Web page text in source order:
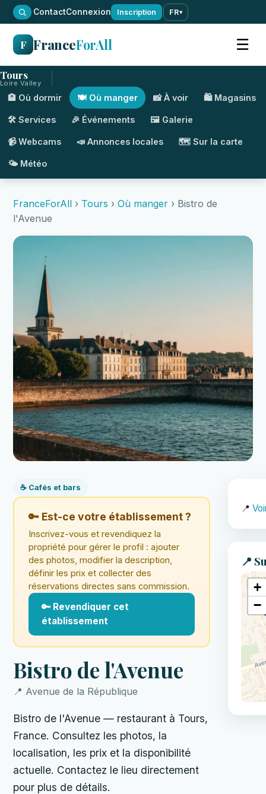
·ContactConnexion Inscription FR▾
F FranceForAll ☰
Tours
Loire Valley
🏨 Où dormir 🍽️ Où manger 📸 À voir 🛍️ Magasins
🛠️ Services 🎉 Événements 🖼️ Galerie
📹 Webcams 📣 Annonces locales 🗺️ Sur la carte
🌤️ Météo
FranceForAll › Tours › Où manger › Bistro de
l'Avenue
☕ Cafés et bars
🔑 Est-ce votre établissement ?
Inscrivez-vous et revendiquez la
propriété pour gérer le profil : ajouter
des photos, modifier la description,
définir les prix et collecter des
réservations directes sans commission.
🔑 Revendiquer cet
établissement
Bistro de l'Avenue
📍 Avenue de la République
Bistro de l'Avenue — restaurant à Tours,
France. Consultez les photos, la
localisation, les prix et la disponibilité
actuelle. Contactez le lieu directement
pour plus de détails.
📍
📍
+
−